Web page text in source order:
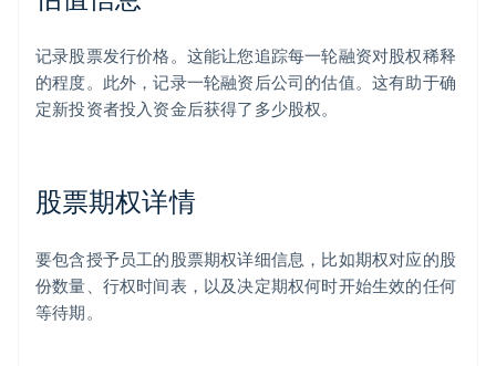
记录股票发行价格。这能让您追踪每一轮融资对股权稀释
的程度。此外，记录一轮融资后公司的估值。这有助于确
定新投资者投入资金后获得了多少股权。
股票期权详情
要包含授予员工的股票期权详细信息，比如期权对应的股
份数量、行权时间表，以及决定期权何时开始生效的任何
等待期。